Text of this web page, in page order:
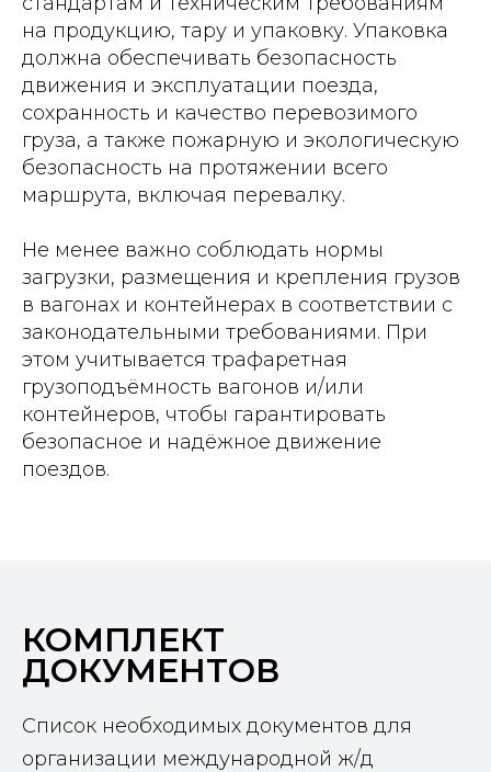
на продукцию, тару и упаковку. Упаковка
должна обеспечивать безопасность
движения и эксплуатации поезда,
сохранность и качество перевозимого
груза, а также пожарную и экологическую
безопасность на протяжении всего
маршрута, включая перевалку.
Не менее важно соблюдать нормы
загрузки, размещения и крепления грузов
в вагонах и контейнерах в соответствии с
законодательными требованиями. При
этом учитывается трафаретная
грузоподъёмность вагонов и/или
контейнеров, чтобы гарантировать
безопасное и надёжное движение
поездов.
КОМПЛЕКТ
ДОКУМЕНТОВ
Список необходимых документов для
организации международной ж/д